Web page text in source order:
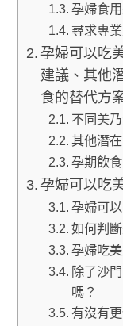
孕婦食
尋求專
孕婦可以吃
建議、其他
食的替代方
不同美
其他潛
孕期飲
孕婦可以吃
孕婦可
如何判
孕婦吃
除了沙
嗎？
有沒有